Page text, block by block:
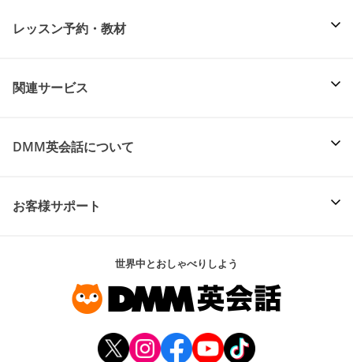
レッスン予約・教材
関連サービス
DMM英会話について
お客様サポート
世界中とおしゃべりしよう